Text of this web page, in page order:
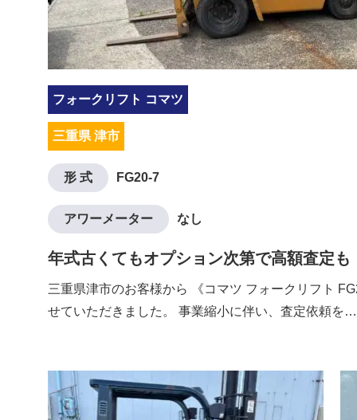
フォークリフト コマツ
三重県 津市
形 式 FG20-7
アワーメーター なし
年式古くてもオプション次第で高額査定も
三重県津市のお客様から 《コマツ フォークリフト
せていただきました。 事業縮小に伴い、査定依頼を…